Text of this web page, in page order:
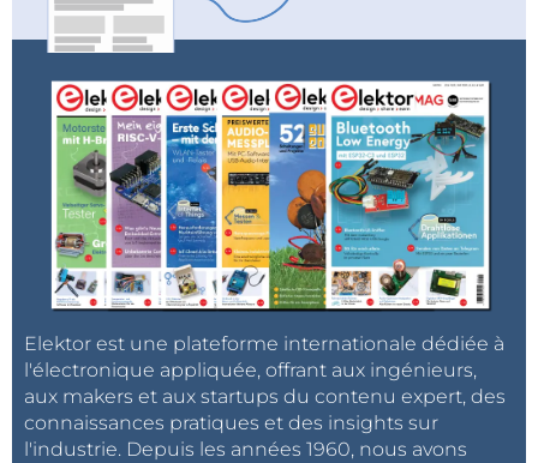
Elektor est une plateforme internationale dédiée à
l'électronique appliquée, offrant aux ingénieurs,
aux makers et aux startups du contenu expert, des
connaissances pratiques et des insights sur
l'industrie. Depuis les années 1960, nous avons